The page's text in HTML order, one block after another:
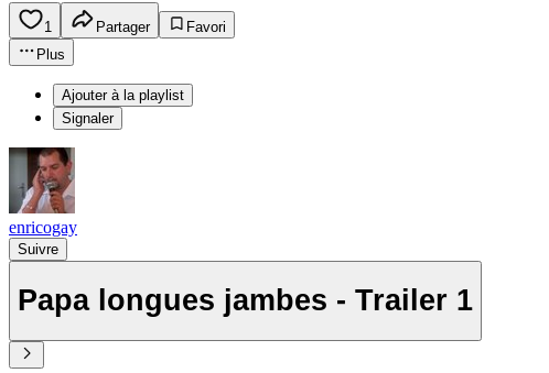
1 Partager
Favori
Plus
Ajouter à la playlist
Signaler
enricogay
Suivre
Papa longues jambes - Trailer 1